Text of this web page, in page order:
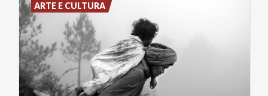
ARTE E CULTURA